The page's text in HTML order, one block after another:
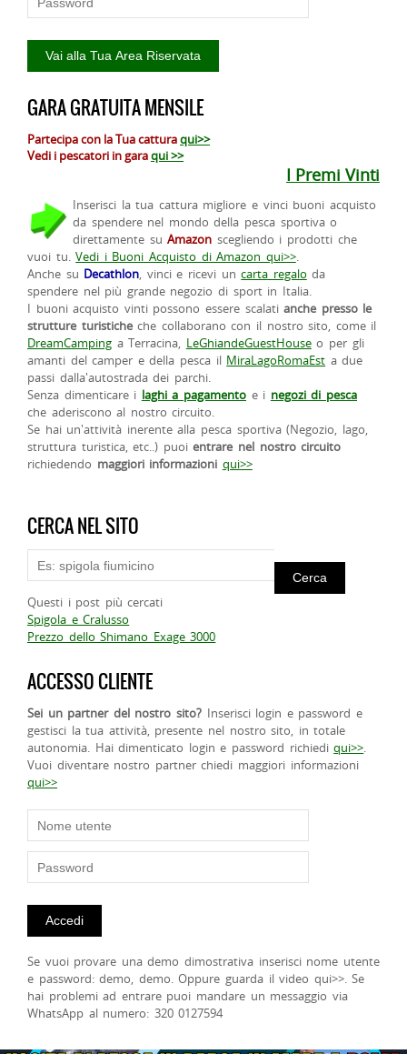
GARA GRATUITA MENSILE
Partecipa con la Tua catturaqui>>
Vedi i pescatori in garaqui >>
I Premi Vinti
Inserisci la tua cattura migliore e vinci buoni acquisto
da spendere nel mondo della pesca sportiva o
direttamente suAmazon scegliendo i prodotti che
vuoi tu.Vedi i Buoni Acquisto di Amazon qui>>.
Anche su Decathlon, vinci e ricevi uncarta regalo da
spendere nel più grande negozio di sport in Italia.
I buoni acquisto vinti possono essere scalatianche presso le
strutture turisticheche collaborano con il nostro sito, come il
DreamCamping a Terracina, LeGhiandeGuestHouseo per gli
amanti del camper e della pesca il MiraLagoRomaEst a due
passi dalla'autostrada dei parchi.
Senza dimenticare i laghi a pagamento e i negozi di pesca
che aderiscono al nostro circuito.
Se hai un'attività inerente alla pesca sportiva (Negozio, lago,
struttura turistica, etc..) puoientrare nel nostro circuito
richiedendo maggiori informazioni qui>>
CERCA NEL SITO
Questi i post più cercati
Spigola e Cralusso
Prezzo dello Shimano Exage 3000
ACCESSO CLIENTE
Sei un partner del nostro sito? Inserisci login e password e
gestisci la tua attività, presente nel nostro sito, in totale
autonomia. Hai dimenticato login e password richiediqui>>.
Vuoi diventare nostro partner chiedi maggiori informazioni
qui>>
Se vuoi provare una demo dimostrativa inserisci nome utente
e password: demo, demo. Oppure guarda il video qui>>. Se
hai problemi ad entrare puoi mandare un messaggio via
WhatsApp al numero: 320 0127594